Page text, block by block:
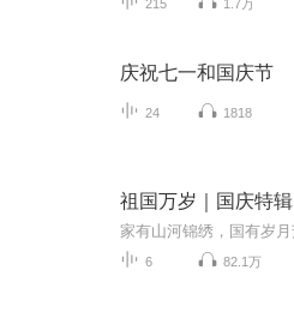
215 1.7万
庆祝七一和国庆节
24 1818
祖国万岁｜国庆特辑
6 82.1万